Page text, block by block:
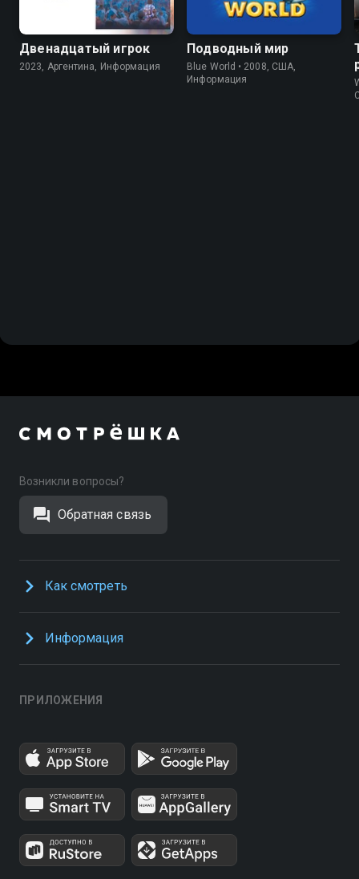
Двенадцатый игрок
2023, Аргентина, Информация
Подводный мир
Blue World • 2008, США,
Информация
Возникли вопросы?
Обратная связь
Как смотреть
Информация
ПРИЛОЖЕНИЯ